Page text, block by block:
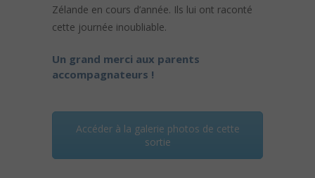
Zélande en cours d’année. Ils lui ont raconté
cette journée inoubliable.
Un grand merci aux parents
accompagnateurs !
Accéder à la galerie photos de cette
sortie